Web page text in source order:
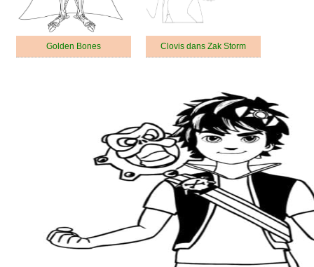
Golden Bones Clovis dans Zak Storm